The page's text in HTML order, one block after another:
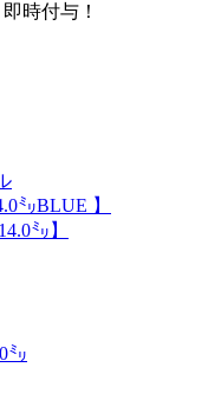
即時付与！